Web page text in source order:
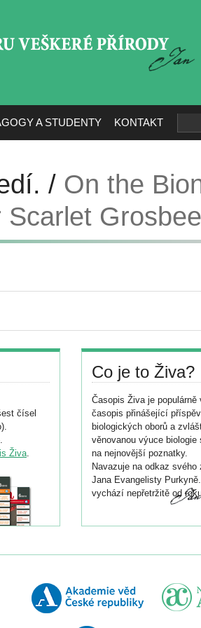
A STUDENTY KONTAKT
/ On the
čísel
Živa.
Co je to Živa?
Časopis Živa je populárně
časopis přinášející
biologických oborů a
věnovanou výuce biologie
na nejnovější poznatky.
Navazuje na odkaz svého
Jana Evangelisty
vychází nepřetržitě od